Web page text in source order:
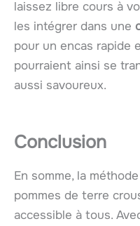
laissez libre cours à
les intégrer dans une
pour un encas rapide
pourraient ainsi se
aussi savoureux.
Conclusion
En somme, la
pommes de terre
accessible à tous.